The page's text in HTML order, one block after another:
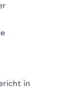
in